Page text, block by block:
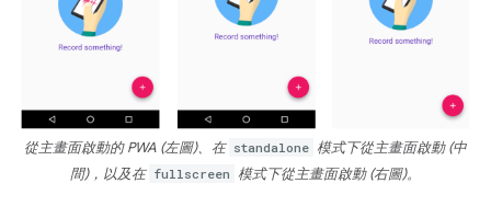
從主畫面啟動的 PWA (左圖)、在 standalone 模式下從主畫面啟動 (中
間)，以及在 fullscreen 模式下從主畫面啟動 (右圖)。